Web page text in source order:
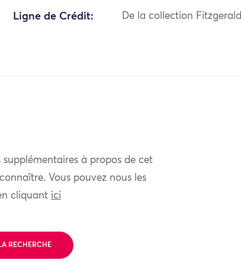
Ligne de Crédit: De la collection Fitzgerald
supplémentaires à propos de cet
Vous pouvez nous les
cliquant ici
RECHERCHE